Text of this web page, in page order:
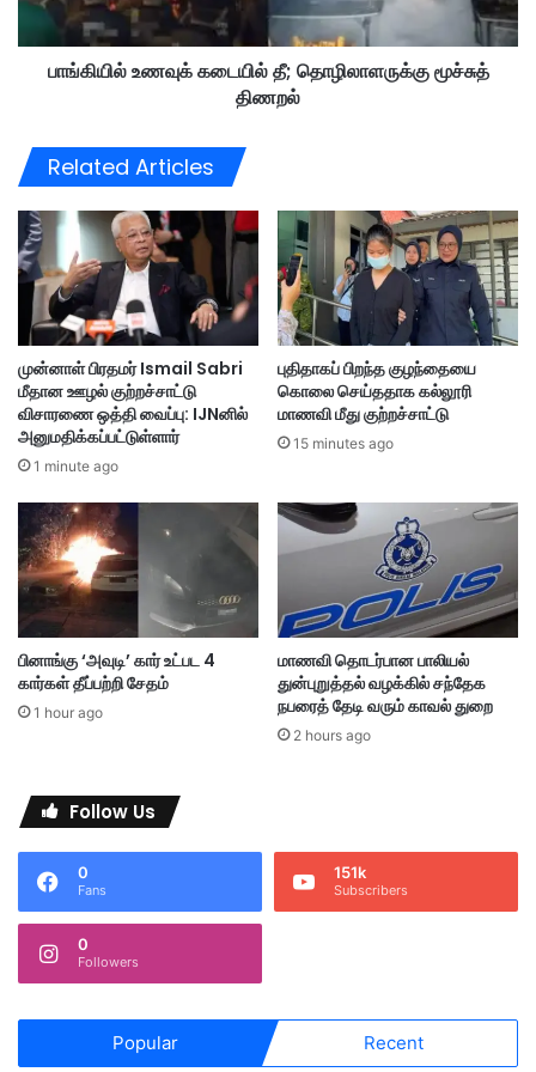
அ
ங்
கி
ள்
வா
'
-
வி
ன்
நெ
கி
சி
யா
ன
அ
ர்
ப்
ப
ணி
இ
ணை
ல்
வை
க்
தீ
தொ
ழி
லா
க்
கு
மூ
ச்
சு
த்
ற
ல்
பாங்கியில் உணவுக் கடையில் தீ; தொழிலாளருக்கு மூச்சுத்
திணறல்
Related Articles
முன்னாள் பிரதமர் Ismail Sabri
மீதான ஊழல் குற்றச்சாட்டு
விசாரணை ஒத்தி வைப்பு: IJNனில்
அனுமதிக்கப்பட்டுள்ளார்
1 minute ago
புதிதாகப் பிறந்த குழந்தையை
கொலை செய்ததாக கல்லூரி
மாணவி மீது குற்றச்சாட்டு
15 minutes ago
பினாங்கு ‘அவுடி’ கார் உட்பட 4
கார்கள் தீப்பற்றி சேதம்
1 hour ago
மாணவி தொடர்பான பாலியல்
துன்புறுத்தல் வழக்கில் சந்தேக
நபரைத் தேடி வரும் காவல் துறை
2 hours ago
Follow Us
0
Fans
151k
Subscribers
0
Followers
Popular Recent